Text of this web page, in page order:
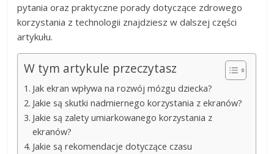
pytania oraz praktyczne porady dotyczące zdrowego
korzystania z technologii znajdziesz w dalszej części
artykułu.
W tym artykule przeczytasz
Jak ekran wpływa na rozwój mózgu dziecka?
Jakie są skutki nadmiernego korzystania z ekranów?
Jakie są zalety umiarkowanego korzystania z
ekranów?
Jakie są rekomendacje dotyczące czasu